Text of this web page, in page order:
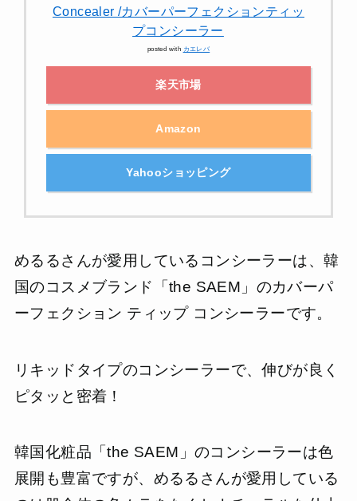
Concealer /カバーパーフェクションティッ
プコンシーラー
posted with カエレバ
楽天市場
Amazon
Yahooショッピング
めるるさんが愛用しているコンシーラーは、韓
国のコスメブランド「the SAEM」のカバーパ
ーフェクション ティップ コンシーラーです。
リキッドタイプのコンシーラーで、伸びが良く
ピタッと密着！
韓国化粧品「the SAEM」のコンシーラーは色
展開も豊富ですが、めるるさんが愛用している